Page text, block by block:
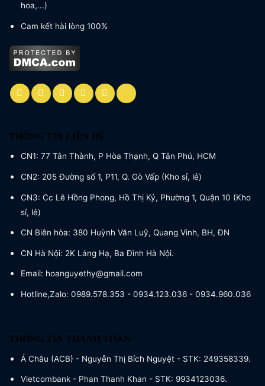
hoa,...)
Cam kết hài lòng 100%
THÔNG TIN LIÊN HỆ
CN1: 77 Tân Thành, P Hòa Thạnh, Q Tân Phú, HCM
CN2: 205 Đường số 1, P11, Q. Gò Vấp (Kho sỉ, lẻ)
CN3: Cc Lê Hồng Phong, Hồ Thị Kỷ, Phường 1, Quận 10 (Kho
sỉ, lẻ)
CN Biên hòa: 380 Huỳnh Văn Luỹ, Quang Vinh, BH, ĐN
CN Hà Nội: 2K Láng Hạ, Ba Đình Hà Nội.
Email: hoanguyethy@gmail.com
Hotline,Zalo: 0989.578.353 - 0934.123.036 - 0934.960.036
THÔNG TIN THANH TOÁN
Á Châu (ACB) - Nguyễn Thị Bích Nguyệt - STK: 249358339.
Vietcombank - Phan Thanh Khan - STK: 9934123036.